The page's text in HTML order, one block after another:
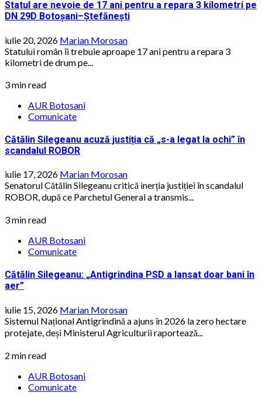
Statul are nevoie de 17 ani pentru a repara 3 kilometri pe
DN 29D Botoșani–Ștefănești
iulie 20, 2026 Marian Morosan
Statului român îi trebuie aproape 17 ani pentru a repara 3
kilometri de drum pe...
3 min read
AUR Botosani
Comunicate
Cătălin Silegeanu acuză justiția că „s-a legat la ochi” în
scandalul ROBOR
iulie 17, 2026 Marian Morosan
Senatorul Cătălin Silegeanu critică inerția justiției în scandalul
ROBOR, după ce Parchetul General a transmis...
3 min read
AUR Botosani
Comunicate
Cătălin Silegeanu: „Antigrindina PSD a lansat doar bani în
aer”
iulie 15, 2026 Marian Morosan
Sistemul Național Antigrindină a ajuns în 2026 la zero hectare
protejate, deși Ministerul Agriculturii raportează...
2 min read
AUR Botosani
Comunicate